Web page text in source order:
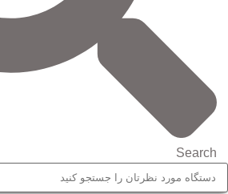
Search